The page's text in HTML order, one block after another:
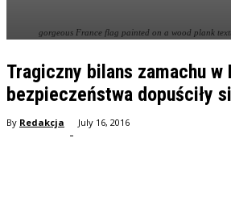
gorgeous France flag painted on a wood plank
Tragiczny bilans zamachu w
bezpieczeństwa dopuściły
By Redakcja
-
July 16, 2016